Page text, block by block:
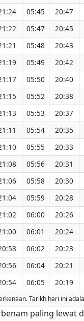
05:45 20:47
05:47 20:45
05:48 20:43
05:49 20:42
05:50 20:40
05:52 20:38
05:53 20:37
05:54 20:35
05:55 20:33
05:56 20:31
05:58 20:30
05:59 20:28
06:00 20:26
06:01 20:24
06:02 20:23
06:04 20:21
06:05 20:19
Tarikh hari ini
paling lewat